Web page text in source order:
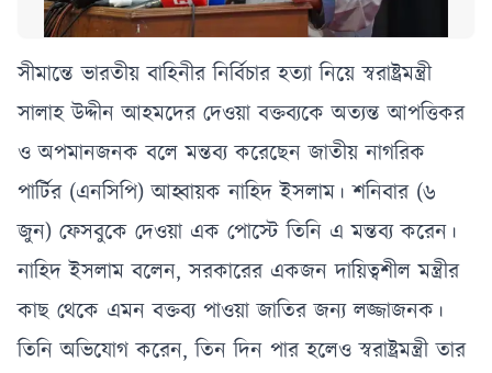
সীমান্তে ভারতীয় বাহিনীর নির্বিচার হত্যা নিয়ে স্বরাষ্ট্রমন্ত্রী
সালাহ উদ্দীন আহমদের দেওয়া বক্তব্যকে অত্যন্ত আপত্তিকর
ও অপমানজনক বলে মন্তব্য করেছেন জাতীয় নাগরিক
পার্টির (এনসিপি) আহ্বায়ক নাহিদ ইসলাম। শনিবার (৬
জুন) ফেসবুকে দেওয়া এক পোস্টে তিনি এ মন্তব্য করেন।
নাহিদ ইসলাম বলেন, সরকারের একজন দায়িত্বশীল মন্ত্রীর
কাছ থেকে এমন বক্তব্য পাওয়া জাতির জন্য লজ্জাজনক।
তিনি অভিযোগ করেন, তিন দিন পার হলেও স্বরাষ্ট্রমন্ত্রী তার